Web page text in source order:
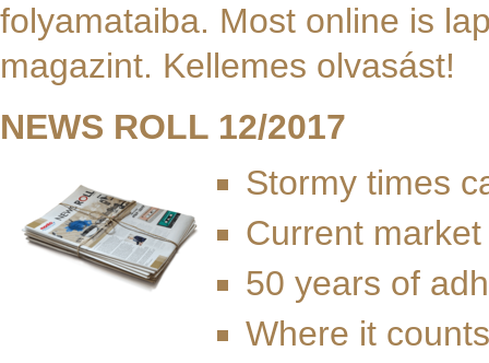
folyamataiba. Most online is
magazint. Kellemes olvasást!
NEWS ROLL 12/2017
Stormy times
Current
50 years of
Where it counts